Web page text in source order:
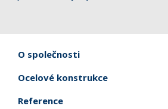
O společnosti
Ocelové konstrukce
Reference